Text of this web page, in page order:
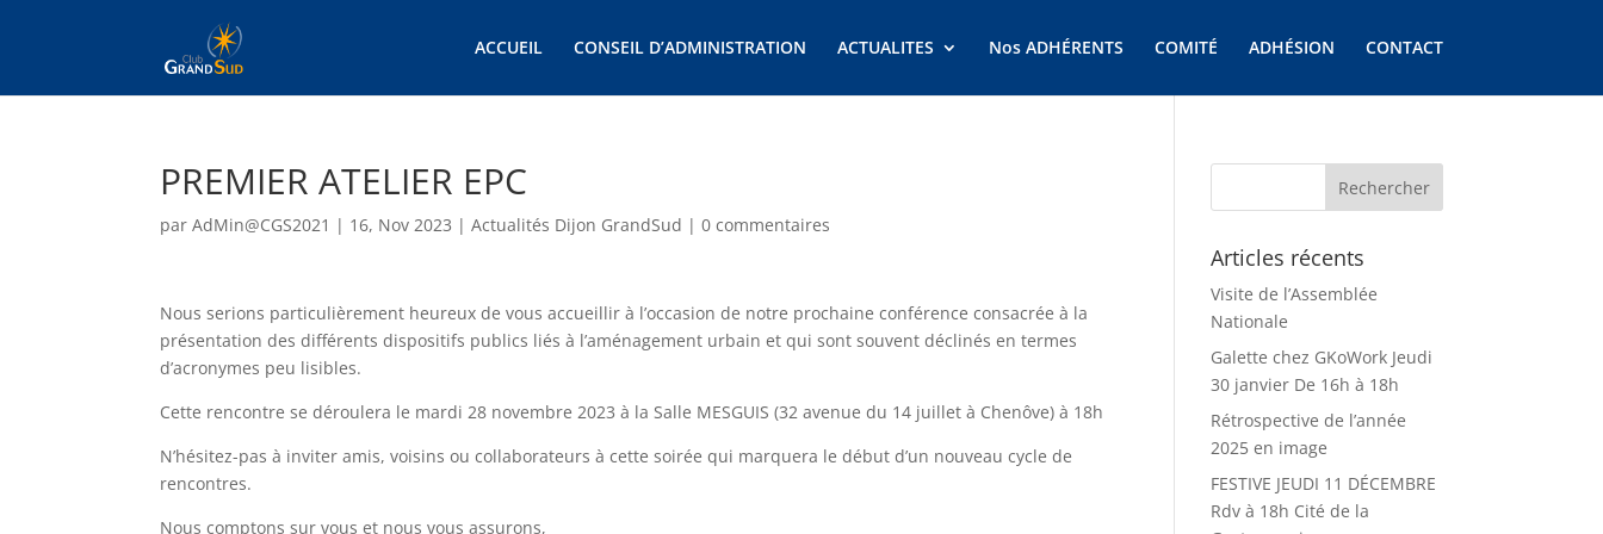
ACCUEIL CONSEIL D’ADMINISTRATION ACTUALITES Nos ADHÉRENTS COMITÉ ADHÉSION CONTACT
PREMIER ATELIER EPC
parAdMin@CGS2021 | 16, Nov 2023 |Actualités Dijon GrandSud |0 commentaires
Nous serions particulièrement heureux de vous accueillir à l’occasion de notre prochaine conférence consacrée à la
présentation des différents dispositifs publics liés à l’aménagement urbain et qui sont souvent déclinés en termes
d’acronymes peu lisibles.
Cette rencontre se déroulera le mardi 28 novembre 2023 à la Salle MESGUIS (32 avenue du 14 juillet à Chenôve) à 18h
N’hésitez-pas à inviter amis, voisins ou collaborateurs à cette soirée qui marquera le début d’un nouveau cycle de
rencontres.
Nous comptons sur vous et nous vous assurons,
Articles récents
Visite de l’Assemblée
Nationale
Galette chez GKoWork Jeudi
30 janvier De 16h à 18h
Rétrospective de l’année
2025 en image
FESTIVE JEUDI 11 DÉCEMBRE
Rdv à 18h Cité de la